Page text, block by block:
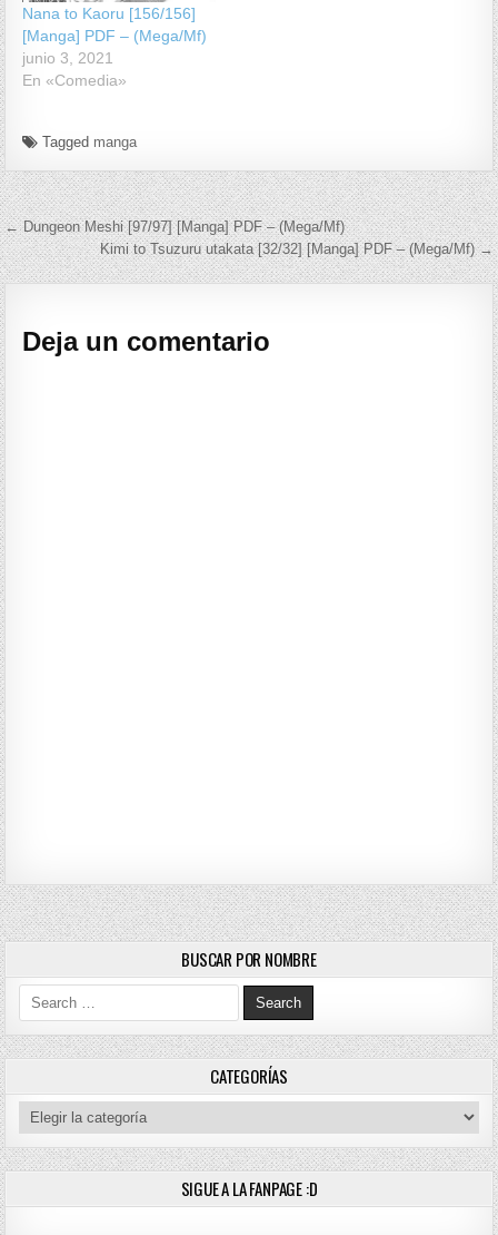
Nana to Kaoru [156/156]
[Manga] PDF – (Mega/Mf)
junio 3, 2021
En «Comedia»
Tagged manga
Navegación de entradas
← Dungeon Meshi [97/97] [Manga] PDF – (Mega/Mf)
Kimi to Tsuzuru utakata [32/32] [Manga] PDF – (Mega/Mf) →
Deja un comentario
BUSCAR POR NOMBRE
Search for:
CATEGORÍAS
Categorías
SIGUE A LA FANPAGE :D